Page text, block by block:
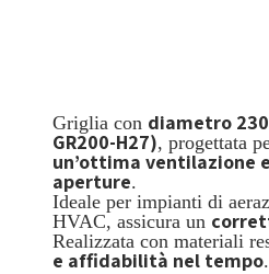
Griglia con diametro
GR200-H27), progettata
un’ottima ventilazione
aperture.
Ideale per impianti di
HVAC, assicura un
Realizzata con materiali
e affidabilità nel tempo.